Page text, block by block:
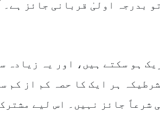
بدرجہ اولیٰ قربانی جائز ہے۔
ہو سکتے ہیں، اور یہ زیادہ
ہر ایک کا حصہ کم از کم
شرعاً جائز نہیں۔ اس لیے